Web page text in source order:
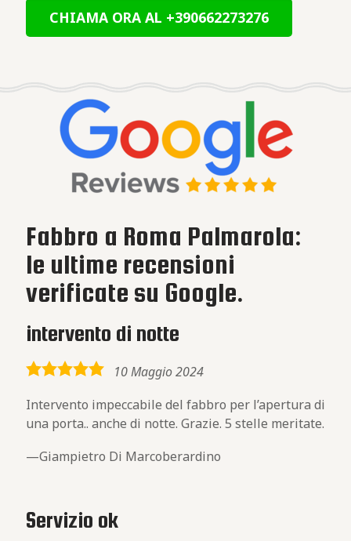
CHIAMA ORA AL +390662273276
Fabbro a Roma Palmarola:
le ultime recensioni
verificate su Google.
intervento di notte
5,0
10 Maggio 2024
Intervento impeccabile del fabbro per l’apertura di
una porta.. anche di notte. Grazie. 5 stelle meritate.
Giampietro Di Marcoberardino
Servizio ok